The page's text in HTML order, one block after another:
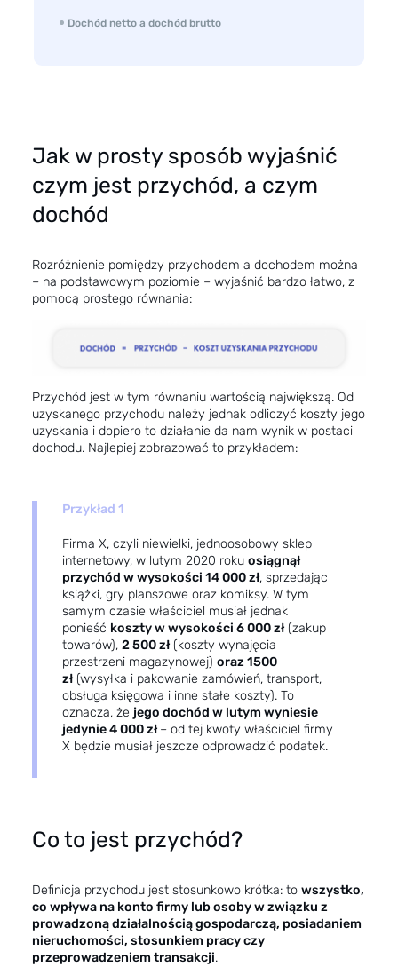
Dochód netto a dochód brutto
Jak w prosty sposób wyjaśnić
czym jest przychód, a czym
dochód
Rozróżnienie pomiędzy przychodem a dochodem można
– na podstawowym poziomie – wyjaśnić bardzo łatwo, z
pomocą prostego równania:
Przychód jest w tym równaniu wartością największą. Od
uzyskanego przychodu należy jednak odliczyć koszty jego
uzyskania i dopiero to działanie da nam wynik w postaci
dochodu. Najlepiej zobrazować to przykładem:
Przykład 1
Firma X, czyli niewielki, jednoosobowy sklep
internetowy, w lutym 2020 roku osiągnął
przychód w wysokości 14 000 zł, sprzedając
książki, gry planszowe oraz komiksy. W tym
samym czasie właściciel musiał jednak
ponieść koszty w wysokości 6 000 zł(zakup
towarów), 2 500 zł(koszty wynajęcia
przestrzeni magazynowej) oraz 1500
zł(wysyłka i pakowanie zamówień, transport,
obsługa księgowa i inne stałe koszty). To
oznacza, że jego dochód w lutym wyniesie
jedynie 4 000 zł– od tej kwoty właściciel firmy
X będzie musiał jeszcze odprowadzić podatek.
Co to jest przychód?
Definicja przychodu jest stosunkowo krótka: to wszystko,
co wpływa na konto firmy lub osoby w związku z
prowadzoną działalnością gospodarczą, posiadaniem
nieruchomości, stosunkiem pracy czy
przeprowadzeniem transakcji.